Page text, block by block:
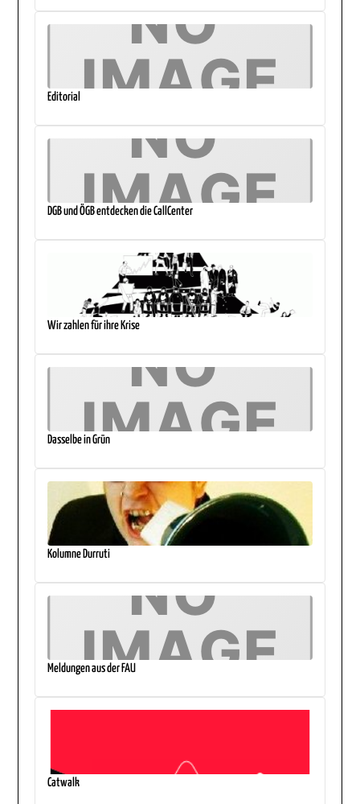
Editorial
DGB und ÖGB entdecken die CallCenter
Wir zahlen für ihre Krise
Dasselbe in Grün
Kolumne Durruti
Meldungen aus der FAU
Catwalk